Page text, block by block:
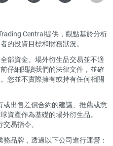
Central提供，觀點基於分析
的投資目標和財務狀況。
部資金。場外衍生品交易並不適
仔細閱讀我們的法律文件，並確
您並不實際擁有或持有任何相關
出售差價合約的建議、推薦或意
資產作為基礎的場外衍生品。
易指令。
品牌，透過以下公司進行運營：